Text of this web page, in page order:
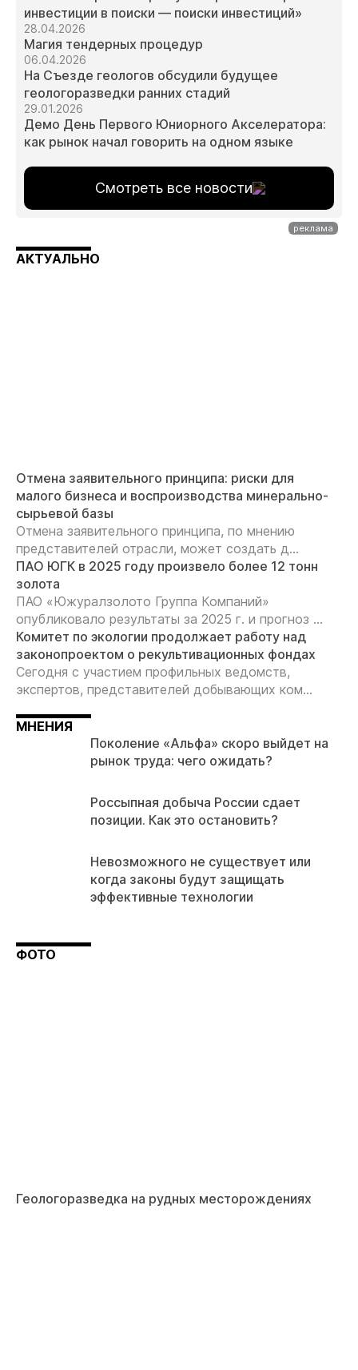
инвестиции в поиски — поиски инвестиций»
28.04.2026
Магия тендерных процедур
06.04.2026
На Съезде геологов обсудили будущее
геологоразведки ранних стадий
29.01.2026
Демо День Первого Юниорного Акселератора:
как рынок начал говорить на одном языке
Смотреть все новости
АКТУАЛЬНО
Отмена заявительного принципа: риски для
малого бизнеса и воспроизводства минерально-
сырьевой базы
Отмена заявительного принципа, по мнению
представителей отрасли, может создать д...
ПАО ЮГК в 2025 году произвело более 12 тонн
золота
ПАО «Южуралзолото Группа Компаний»
опубликовало результаты за 2025 г. и прогноз ...
Комитет по экологии продолжает работу над
законопроектом о рекультивационных фондах
Сегодня с участием профильных ведомств,
экспертов, представителей добывающих ком...
МНЕНИЯ
Поколение «Альфа» скоро выйдет на
рынок труда: чего ожидать?
Россыпная добыча России сдает
позиции. Как это остановить?
Невозможного не существует или
когда законы будут защищать
эффективные технологии
ФОТО
Геологоразведка на рудных месторождениях